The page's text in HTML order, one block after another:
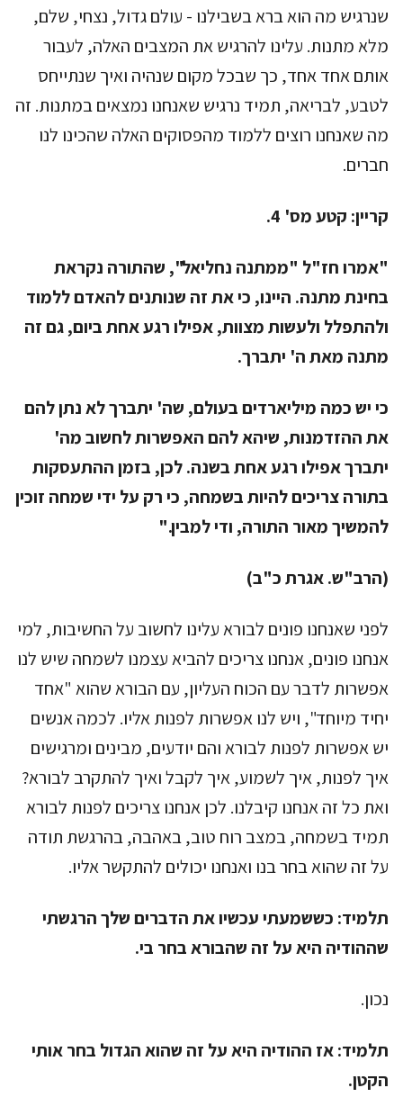
שנרגיש מה הוא ברא בשבילנו - עולם גדול, נצחי, שלם,
מלא מתנות. עלינו להרגיש את המצבים האלה, לעבור
אותם אחד אחד, כך שבכל מקום שנהיה ואיך שנתייחס
לטבע, לבריאה, תמיד נרגיש שאנחנו נמצאים במתנות. זה
מה שאנחנו רוצים ללמוד מהפסוקים האלה שהכינו לנו
חברים.
קריין: קטע מס' 4.
"אמרו חז"ל "ממתנה נחליאל", שהתורה נקראת
בחינת מתנה. היינו, כי את זה שנותנים להאדם ללמוד
ולהתפלל ולעשות מצוות, אפילו רגע אחת ביום, גם זה
מתנה מאת ה' יתברך.
כי יש כמה מיליארדים בעולם, שה' יתברך לא נתן להם
את ההזדמנות, שיהא להם האפשרות לחשוב מה'
יתברך אפילו רגע אחת בשנה. לכן, בזמן ההתעסקות
בתורה צריכים להיות בשמחה, כי רק על ידי שמחה זוכין
להמשיך מאור התורה, ודי למבין."
(הרב"ש. אגרת כ"ב)
לפני שאנחנו פונים לבורא עלינו לחשוב על החשיבות, למי
אנחנו פונים, אנחנו צריכים להביא עצמנו לשמחה שיש לנו
אפשרות לדבר עם הכוח העליון, עם הבורא שהוא "אחד
יחיד מיוחד", ויש לנו אפשרות לפנות אליו. לכמה אנשים
יש אפשרות לפנות לבורא והם יודעים, מבינים ומרגישים
איך לפנות, איך לשמוע, איך לקבל ואיך להתקרב לבורא?
ואת כל זה אנחנו קיבלנו. לכן אנחנו צריכים לפנות לבורא
תמיד בשמחה, במצב רוח טוב, באהבה, בהרגשת תודה
על זה שהוא בחר בנו ואנחנו יכולים להתקשר אליו.
תלמיד: כששמעתי עכשיו את הדברים שלך הרגשתי
שההודיה היא על זה שהבורא בחר בי.
נכון.
תלמיד:אז ההודיה היא על זה שהוא הגדול בחר אותי
הקטן.